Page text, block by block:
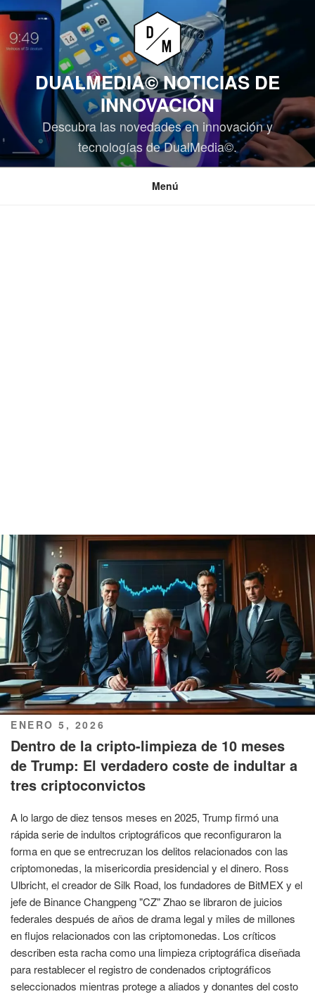
Saltar
contenido
DUALMEDIA© NOTICIAS DE
INNOVACIÓN
Descubra las novedades en innovación y
tecnologías de DualMedia©.
Menú
PUBLICADO
EL
ENERO 5, 2026
Dentro de la cripto-limpieza de 10 meses
de Trump: El verdadero coste de indultar a
tres criptoconvictos
A lo largo de diez tensos meses en 2025, Trump firmó una
rápida serie de indultos criptográficos que reconfiguraron la
forma en que se entrecruzan los delitos relacionados con las
criptomonedas, la misericordia presidencial y el dinero. Ross
Ulbricht, el creador de Silk Road, los fundadores de BitMEX y el
jefe de Binance Changpeng "CZ" Zhao se libraron de juicios
federales después de años de drama legal y miles de millones
en flujos relacionados con las criptomonedas. Los críticos
describen esta racha como una limpieza criptográfica diseñada
para restablecer el registro de condenados criptográficos
seleccionados mientras protege a aliados y donantes del costo